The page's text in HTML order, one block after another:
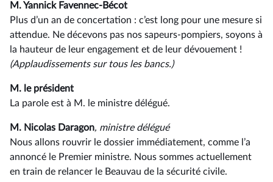
M. Yannick Favennec-Bécot
Plus d’un an de concertation : c’est long pour une mesure si
attendue. Ne décevons pas nos sapeurs-pompiers, soyons à
la hauteur de leur engagement et de leur dévouement !
(Applaudissements sur tous les bancs.)
M. le président
La parole est à M. le ministre délégué.
M. Nicolas Daragon, ministre délégué
Nous allons rouvrir le dossier immédiatement, comme l’a
annoncé le Premier ministre. Nous sommes actuellement
en train de relancer le Beauvau de la sécurité civile.